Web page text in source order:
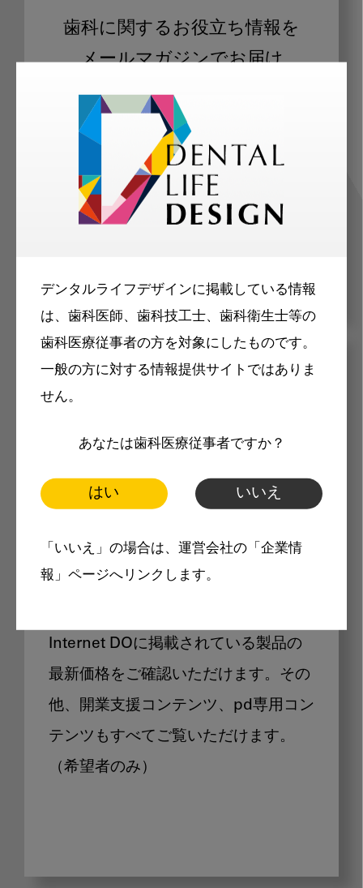
デンタルライフデザインに掲載している情報
は、歯科医師、歯科技工士、歯科衛生士等の
歯科医療従事者の方を対象にしたものです。
一般の方に対する情報提供サイトではありま
せん。
あなたは歯科医療従事者ですか？
はい いいえ
「いいえ」の場合は、運営会社の「企業情
報」ページへリンクします。
歯科に関するお役立ち情報を
メールマガジンでお届け
ご登録いただいた職種（歯科医師、歯
科衛生士、歯科技工士）に合わせた内
容のメールマガジンをお届けします。
メリット
製品価格も閲覧可能
Internet DOに掲載されている製品の
最新価格をご確認いただけます。その
他、開業支援コンテンツ、pd専用コン
テンツもすべてご覧いただけます。
（希望者のみ）